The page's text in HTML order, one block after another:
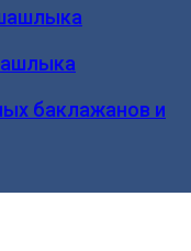
баклажанов и